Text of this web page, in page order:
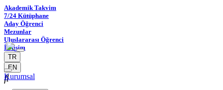
Akademik Takvim
7/24 Kütüphane
Aday Öğrenci
Mezunlar
Uluslararası Öğrenci
İletişim
TR
EN
Kurumsal